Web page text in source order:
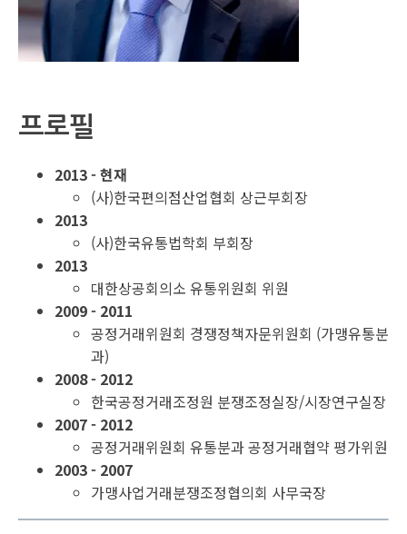
프로필
2013 - 현재
(사)한국편의점산업협회 상근부회장
2013
(사)한국유통법학회 부회장
2013
대한상공회의소 유통위원회 위원
2009 - 2011
공정거래위원회 경쟁정책자문위원회 (가맹유통분
과)
2008 - 2012
한국공정거래조정원 분쟁조정실장/시장연구실장
2007 - 2012
공정거래위원회 유통분과 공정거래협약 평가위원
2003 - 2007
가맹사업거래분쟁조정협의회 사무국장